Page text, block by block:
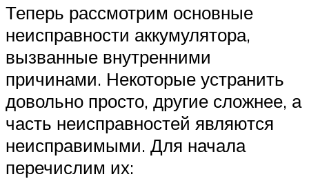
Теперь рассмотрим основные
неисправности аккумулятора,
вызванные внутренними
причинами. Некоторые устранить
довольно просто, другие сложнее, а
часть неисправностей являются
неисправимыми. Для начала
перечислим их: